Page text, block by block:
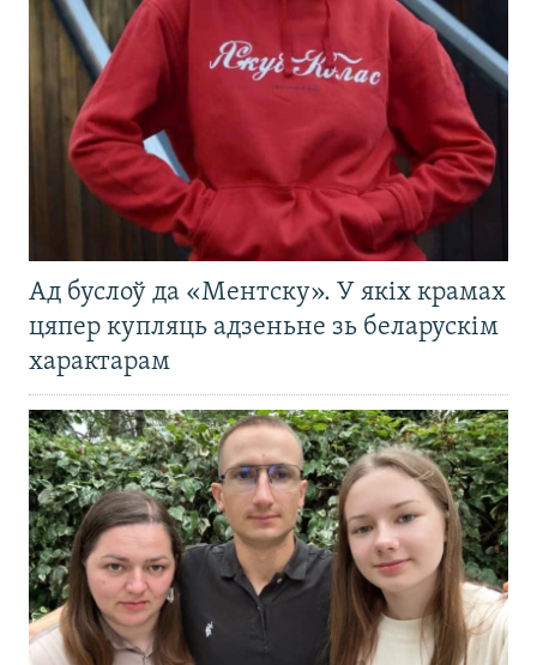
Ад буслоў да «Ментску». У якіх крамах
цяпер купляць адзеньне зь беларускім
характарам